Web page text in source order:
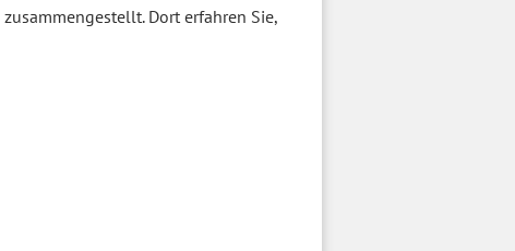
zusammengestellt. Dort erfahren Sie,